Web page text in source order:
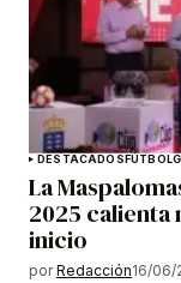
DESTACADOSFÚTBOL
La
2025 calienta
inicio
por Redacción16/06/